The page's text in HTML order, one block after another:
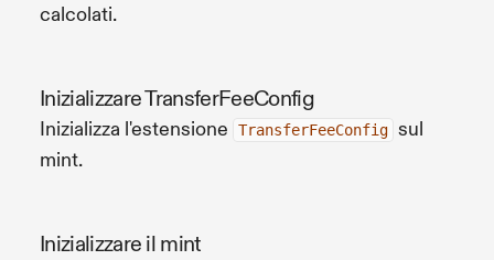
calcolati.
Inizializzare TransferFeeConfig
Inizializza l'estensione TransferFeeConfig sul
mint.
Inizializzare il mint